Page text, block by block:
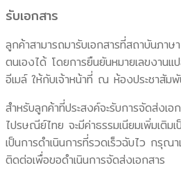
รับเอกสาร
ลูกค้าสามารถมารับเอกสารที่สถาบันภา
ตนเองได้ โดยการยืนยันหมายเลขงานแ
อีเมล์ ให้กับเจ้าหน้าที่ ณ ห้องประชาสั
สำหรับลูกค้าที่ประสงค์จะรับการจัดส่งเ
ไปรษณีย์ไทย จะมีค่าธรรมเนียมเพิ่มเติ
เป็นการดำเนินการที่รวดเร็วฉับไว กรุณ
ติดต่อเพื่อขอดำเนินการจัดส่งเอกสาร